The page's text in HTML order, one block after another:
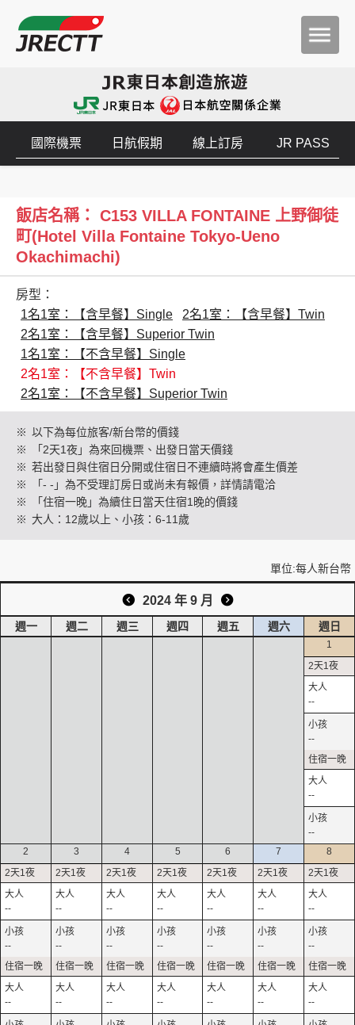
創造旅遊
國際機票 日航假期 線上訂房 JR PASS
飯店名稱： C153 VILLA FONTAINE 上野御徒
町(Hotel Villa Fontaine Tokyo-Ueno
Okachimachi)
房型：
1名1室：【含早餐】Single
2名1室：【含早餐】Twin
2名1室：【含早餐】Superior Twin
1名1室：【不含早餐】Single
2名1室：【不含早餐】Twin
2名1室：【不含早餐】Superior Twin
※ 以下為每位旅客/新台幣的價錢
※
「2天1夜」為來回機票、出發日當天價錢
※ 若出發日與住宿日分開或住宿日不連續時將會產生價差
※
「- -」為不受理訂房日或尚未有報價，詳情請電洽
※
「住宿一晚」為續住日當天住宿1晚的價錢
※ 大人：12歲以上、小孩：6-11歲
單位:每人新台幣
2024 年 9 月
週一 週二 週三 週四 週五 週六 週日
1
--
--
--
--
2
--
--
--
3
--
--
--
4
--
--
--
5
--
--
--
6
--
--
--
7
--
--
--
8
--
--
--